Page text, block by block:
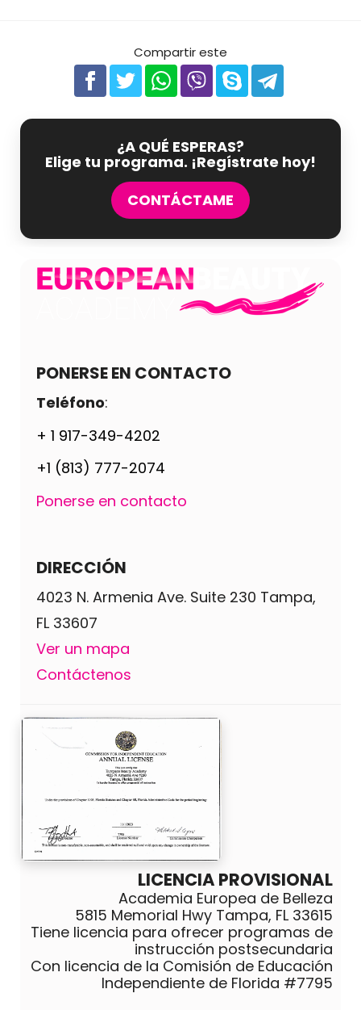
Compartir este
¿A QUÉ ESPERAS?
Elige tu programa. ¡Regístrate hoy!
CONTÁCTAME
PONERSE EN CONTACTO
Teléfono:
+ 1 917-349-4202
+1 (813) 777-2074
Ponerse en contacto
DIRECCIÓN
4023 N. Armenia Ave. Suite 230 Tampa,
FL 33607
Ver un mapa
Contáctenos
LICENCIA PROVISIONAL
Academia Europea de Belleza
5815 Memorial Hwy Tampa, FL 33615
Tiene licencia para ofrecer programas de
instrucción postsecundaria
Con licencia de la Comisión de Educación
Independiente de Florida #7795